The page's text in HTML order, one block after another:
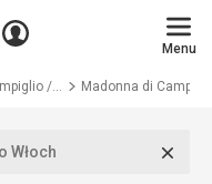
+48
Zaloguj
Menu
/... Madonna di
Włoch